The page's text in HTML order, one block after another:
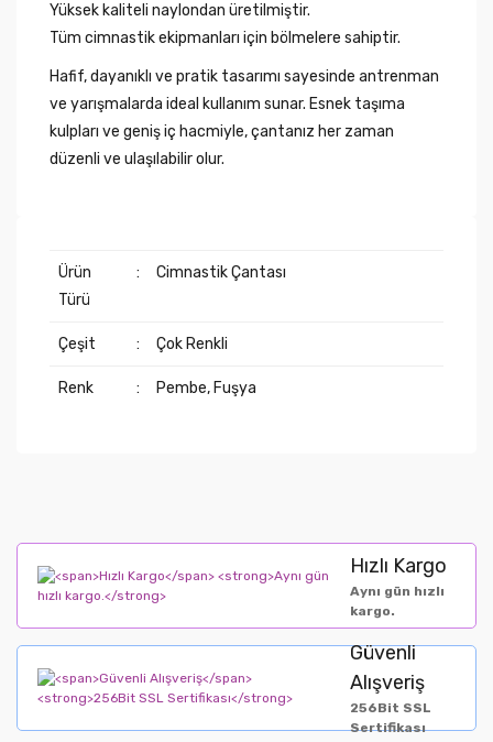
Yüksek kaliteli naylondan üretilmiştir.
Tüm cimnastik ekipmanları için bölmelere sahiptir.
Hafif, dayanıklı ve pratik tasarımı sayesinde antrenman
ve yarışmalarda ideal kullanım sunar. Esnek taşıma
kulpları ve geniş iç hacmiyle, çantanız her zaman
düzenli ve ulaşılabilir olur.
Ürün
Türü
: Cimnastik Çantası
Çeşit : Çok Renkli
Renk : Pembe, Fuşya
Hızlı Kargo
Aynı gün hızlı
kargo.
Güvenli
Alışveriş
256Bit SSL
Sertifikası